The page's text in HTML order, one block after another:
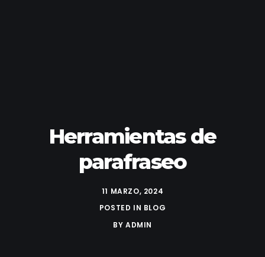
Herramientas de
parafraseo
11 MARZO, 2024
POSTED IN BLOG
BY ADMIN